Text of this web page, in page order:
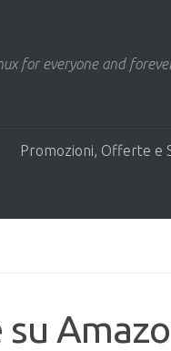
for everyone and
Promozioni, Offerte e